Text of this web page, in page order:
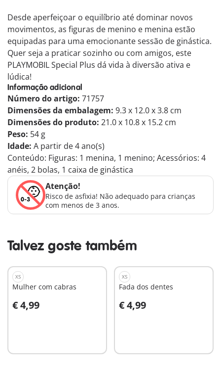
Desde aperfeiçoar o equilíbrio até dominar novos
movimentos, as figuras de menino e menina estão
equipadas para uma emocionante sessão de ginástica.
Quer seja a praticar sozinho ou com amigos, este
PLAYMOBIL Special Plus dá vida à diversão ativa e
lúdica!
Informação adicional
Número do artigo: 71757
Dimensões da embalagem: 9.3 x 12.0 x 3.8 cm
Dimensões do produto: 21.0 x 10.8 x 15.2 cm
Peso: 54 g
Idade: A partir de 4 ano(s)
Conteúdo: Figuras: 1 menina, 1 menino; Acessórios: 4
anéis, 2 bolas, 1 caixa de ginástica
Atenção!
Risco de asfixia! Não adequado para crianças
com menos de 3 anos.
Talvez goste também
XS
Mulher com cabras
€ 4,99
Ao carrinho
XS
Fada dos dentes
€ 4,99
Ao carrinho